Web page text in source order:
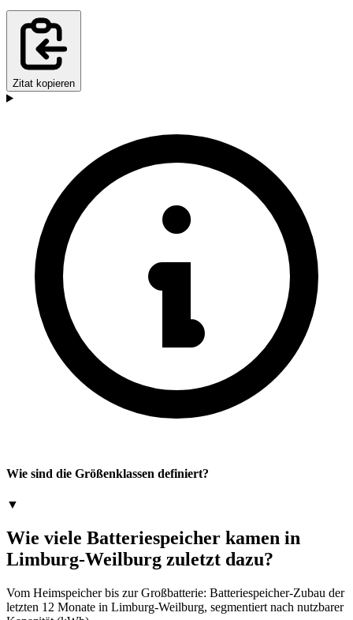
Zitat kopieren
Wie sind die Größenklassen definiert?
▼
Wie viele Batteriespeicher kamen in
Limburg-Weilburg zuletzt dazu?
Vom Heimspeicher bis zur Großbatterie: Batteriespeicher-Zubau der
letzten 12 Monate in Limburg-Weilburg, segmentiert nach nutzbarer